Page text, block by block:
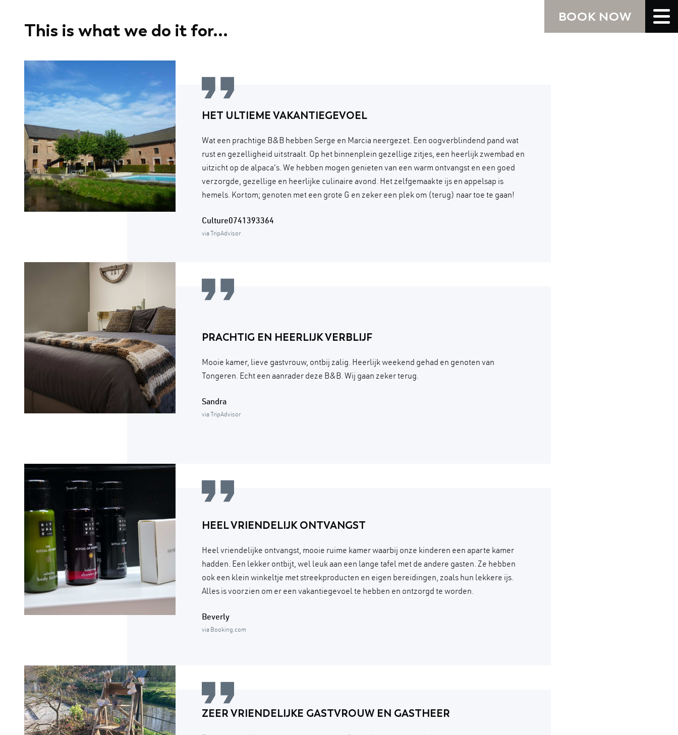
BOOK NOW
This is what we do it for...
HET ULTIEME VAKANTIEGEVOEL
Wat een prachtige B&B hebben Serge en Marcia neergezet. Een oogverblindend pand wat
rust en gezelligheid uitstraalt. Op het binnenplein gezellige zitjes, een heerlijk zwembad en
uitzicht op de alpaca's. We hebben mogen genieten van een warm ontvangst en een goed
verzorgde, gezellige en heerlijke culinaire avond. Het zelfgemaakte ijs en appelsap is
hemels. Kortom; genoten met een grote G en zeker een plek om (terug) naar toe te gaan!
Culture0741393364
via TripAdvisor
PRACHTIG EN HEERLIJK VERBLIJF
Mooie kamer, lieve gastvrouw, ontbij zalig. Heerlijk weekend gehad en genoten van
Tongeren. Echt een aanrader deze B&B. Wij gaan zeker terug.
Sandra
via TripAdvisor
HEEL VRIENDELIJK ONTVANGST
Heel vriendelijke ontvangst, mooie ruime kamer waarbij onze kinderen een aparte kamer
hadden. Een lekker ontbijt, wel leuk aan een lange tafel met de andere gasten. Ze hebben
ook een klein winkeltje met streekproducten en eigen bereidingen, zoals hun lekkere ijs.
Alles is voorzien om er een vakantiegevoel te hebben en ontzorgd te worden.
Beverly
via Booking.com
ZEER VRIENDELIJKE GASTVROUW EN GASTHEER